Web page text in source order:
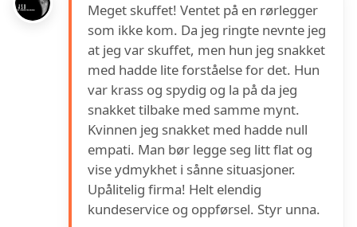
Meget skuffet! Ventet på en rørlegger
som ikke kom. Da jeg ringte nevnte jeg
at jeg var skuffet, men hun jeg snakket
med hadde lite forståelse for det. Hun
var krass og spydig og la på da jeg
snakket tilbake med samme mynt.
Kvinnen jeg snakket med hadde null
empati. Man bør legge seg litt flat og
vise ydmykhet i sånne situasjoner.
Upålitelig firma! Helt elendig
kundeservice og oppførsel. Styr unna.